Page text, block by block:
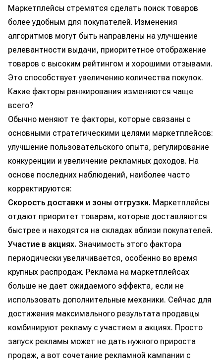
Маркетплейсы стремятся сделать поиск товаров
более удобным для покупателей. Изменения
алгоритмов могут быть направлены на улучшение
релевантности выдачи, приоритетное отображение
товаров с высоким рейтингом и хорошими отзывами.
Это способствует увеличению количества покупок.
Какие факторы ранжирования изменяются чаще
всего?
Обычно меняют те факторы, которые связаны с
основными стратегическими целями маркетплейсов:
улучшение пользовательского опыта, регулирование
конкуренции и увеличение рекламных доходов. На
основе последних наблюдений, наиболее часто
корректируются:
Скорость доставки и зоны отгрузки. Маркетплейсы
отдают приоритет товарам, которые доставляются
быстрее и находятся на складах вблизи покупателей.
Участие в акциях. Значимость этого фактора
периодически увеличивается, особенно во время
крупных распродаж. Реклама на маркетплейсах
больше не дает ожидаемого эффекта, если не
использовать дополнительные механики. Сейчас для
достижения максимального результата продавцы
комбинируют рекламу с участием в акциях. Просто
запуск рекламы может не дать нужного прироста
продаж, а вот сочетание рекламной кампании с